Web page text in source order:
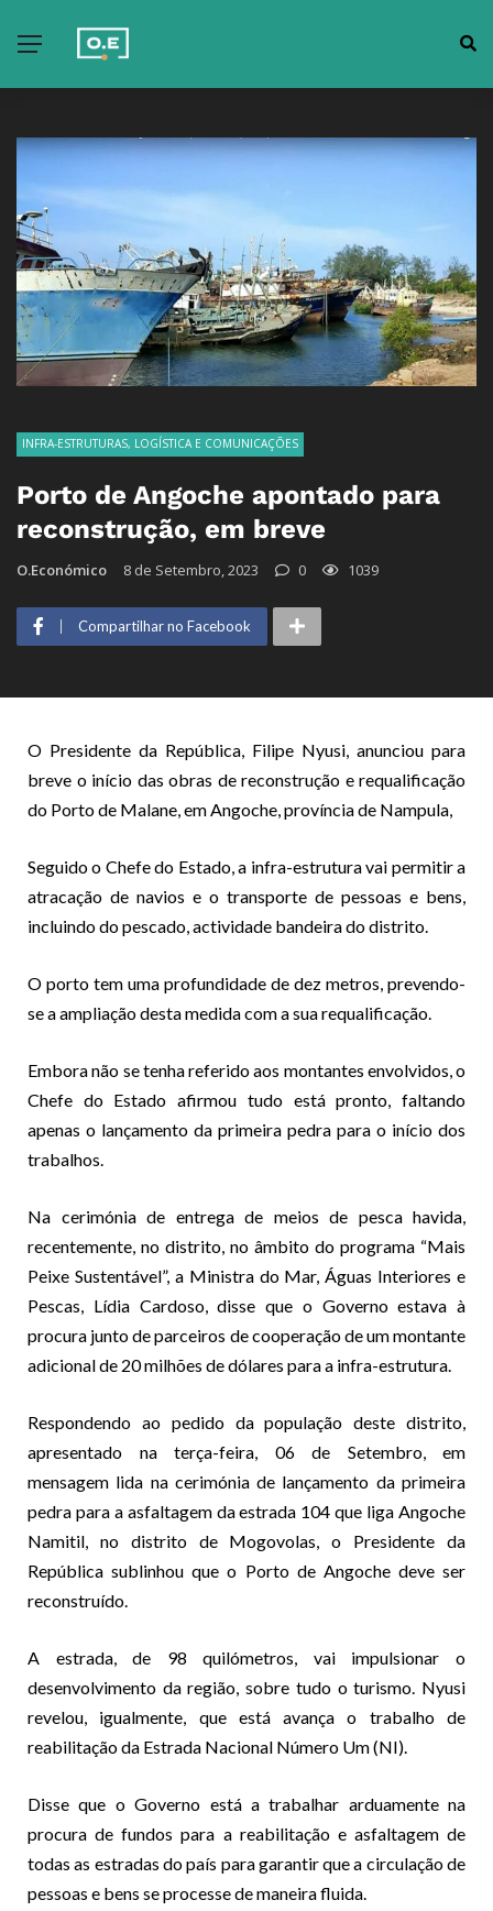
INFRA-ESTRUTURAS, LOGÍSTICA E COMUNICAÇÕES
Porto de Angoche apontado para
reconstrução, em breve
O.Económico 8 de Setembro, 2023 0 1039
Compartilhar no Facebook
O Presidente da República, Filipe Nyusi, anunciou para
breve o início das obras de reconstrução e requalificação
do Porto de Malane, em Angoche, província de Nampula,
Seguido o Chefe do Estado, a infra-estrutura vai permitir a
atracação de navios e o transporte de pessoas e bens,
incluindo do pescado, actividade bandeira do distrito.
O porto tem uma profundidade de dez metros, prevendo-
se a ampliação desta medida com a sua requalificação.
Embora não se tenha referido aos montantes envolvidos, o
Chefe do Estado afirmou tudo está pronto, faltando
apenas o lançamento da primeira pedra para o início dos
trabalhos.
Na cerimónia de entrega de meios de pesca havida,
recentemente, no distrito, no âmbito do programa “Mais
Peixe Sustentável”, a Ministra do Mar, Águas Interiores e
Pescas, Lídia Cardoso, disse que o Governo estava à
procura junto de parceiros de cooperação de um montante
adicional de 20 milhões de dólares para a infra-estrutura.
Respondendo ao pedido da população deste distrito,
apresentado na terça-feira, 06 de Setembro, em
mensagem lida na cerimónia de lançamento da primeira
pedra para a asfaltagem da estrada 104 que liga Angoche
Namitil, no distrito de Mogovolas, o Presidente da
República sublinhou que o Porto de Angoche deve ser
reconstruído.
A estrada, de 98 quilómetros, vai impulsionar o
desenvolvimento da região, sobre tudo o turismo. Nyusi
revelou, igualmente, que está avança o trabalho de
reabilitação da Estrada Nacional Número Um (NI).
Disse que o Governo está a trabalhar arduamente na
procura de fundos para a reabilitação e asfaltagem de
todas as estradas do país para garantir que a circulação de
pessoas e bens se processe de maneira fluida.